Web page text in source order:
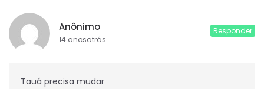
Anônimo
14 anosatrás
Responder
Tauá precisa mudar